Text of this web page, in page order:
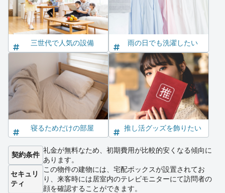
三世代で人気の設備 雨の日でも洗濯したい
寝るためだけの部屋 推し活グッズを飾りたい
契約条件
礼金が無料なため、初期費用が比較的安くなる傾向に
あります。
セキュリ
ティ
この物件の建物には、宅配ボックスが設置されてお
り、来客時には居室内のテレビモニターにて訪問者の
顔を確認することができます。